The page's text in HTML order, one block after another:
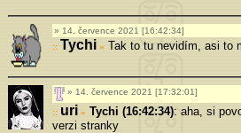
14. července 2021 [16:42:34]
Tychi » Tak to tu nevidím, asi to
14. července 2021 [17:32:01]
uri » Tychi (16:42:34): aha, si
verzi stranky